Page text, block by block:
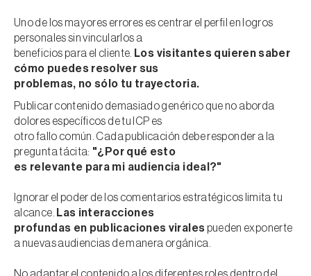
Uno de los mayores errores es centrar el perfil en logros
personales sin vincularlos a
beneficios para el cliente. Los visitantes quieren saber
cómo puedes resolver sus
problemas, no sólo tu trayectoria.
Publicar contenido demasiado genérico que no aborda
dolores específicos de tu ICP es
otro fallo común. Cada publicación debe responder a la
pregunta tácita: "¿Por qué esto
es relevante para mi audiencia ideal?"
Ignorar el poder de los comentarios estratégicos limita tu
alcance. Las interacciones
profundas en publicaciones virales pueden exponerte
a nuevas audiencias de manera orgánica.
No adaptar el contenido a los diferentes roles dentro del